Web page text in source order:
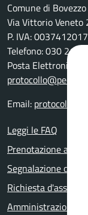
Comune di Bovezzo
Via Vittorio Veneto
P. IVA:
Telefono: 030 2111
Posta Elettronica
Email:
Leggi le FAQ
Prenotazione
Segnalazione
Richiesta
Amministrazione